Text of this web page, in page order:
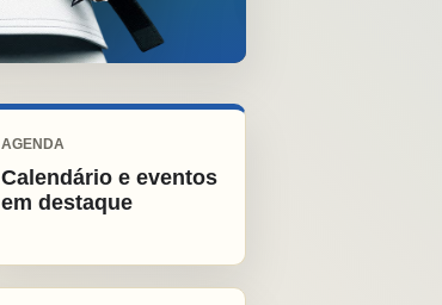
AGENDA
Calendário e eventos
em destaque